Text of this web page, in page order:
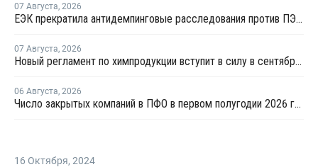
07 Августа, 2026
ЕЭК прекратила антидемпинговые расследования против ПЭ и ПП из Азербайджана и Туркменистана
07 Августа, 2026
Новый регламент по химпродукции вступит в силу в сентябре 2027 года
06 Августа, 2026
Число закрытых компаний в ПФО в первом полугодии 2026 года вдвое превысило число новых
16 Октября, 2024